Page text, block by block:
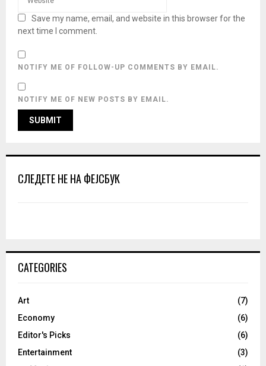
Save my name, email, and website in this browser for the
next time I comment.
NOTIFY ME OF FOLLOW-UP COMMENTS BY EMAIL.
NOTIFY ME OF NEW POSTS BY EMAIL.
СЛЕДЕТЕ НЕ НА ФЕЈСБУК
CATEGORIES
Art
(7)
Economy
(6)
Editor's Picks
(6)
Entertainment
(3)